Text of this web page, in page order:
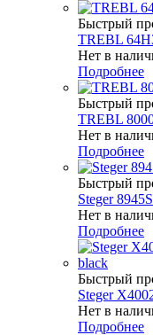
Быстрый
TREBL
Нет в
Подробнее
Быстрый
TREBL
Нет в
Подробнее
Быстрый
Steger
Нет в
Подробнее
Быстрый
Steger
Нет в
Подробнее